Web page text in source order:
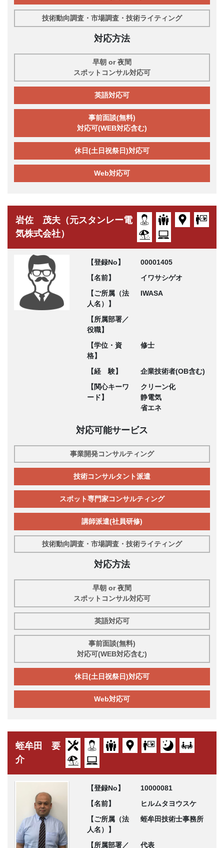
技術動向調査・市場調査・技術ライティング
対応方法
早朝 or 夜間
スポットコンサル対応可
英語対応可
事前面談(無料)
対応可(WEB対応含む)
休日(土日祝祭日)対応可
Web対応可
岩佐 茂夫（元スタンレー電
気株式会社）
【登録No】
00001405
【名前】
イワサシゲオ
【ご所属（法
人名）】
IWASA
【所属部署／
役職】
【学位・資
格】
修士
【経 験】
企業技術者(OB含む)
【関心キーワ
ード】
クリーン化
静電気
省エネ
対応可能サービス
事業開発コンサルティング
技術コンサルタント派遣
スポット専門家コンサルティング
講師派遣(社員研修)
技術動向調査・市場調査・技術ライティング
対応方法
早朝 or 夜間
スポットコンサル対応可
英語対応可
事前面談(無料)
対応可(WEB対応含む)
休日(土日祝祭日)対応可
Web対応可
蛭牟田 要
介
【登録No】
10000081
【名前】
ヒルムタヨウスケ
【ご所属（法
人名）】
蛭牟田技術士事務所
【所属部署／ 代表